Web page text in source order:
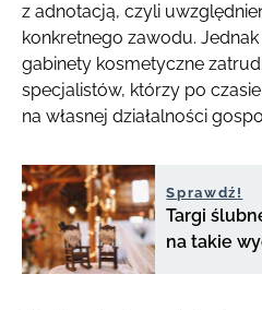
z adnotacją, czyli
konkretnego zawodu.
gabinety kosmetyczne
specjalistów, którzy po
na własnej działalności
Sprawdź!
Targi
na takie